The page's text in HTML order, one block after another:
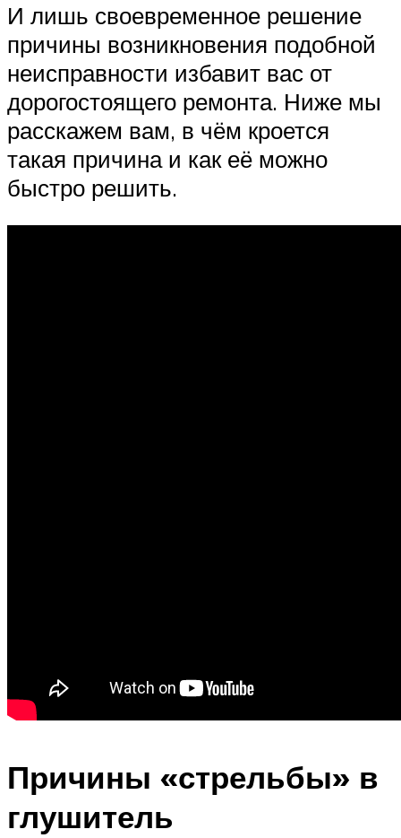
И лишь своевременное решение
причины возникновения подобной
неисправности избавит вас от
дорогостоящего ремонта. Ниже мы
расскажем вам, в чём кроется
такая причина и как её можно
быстро решить.
Причины «стрельбы» в
глушитель